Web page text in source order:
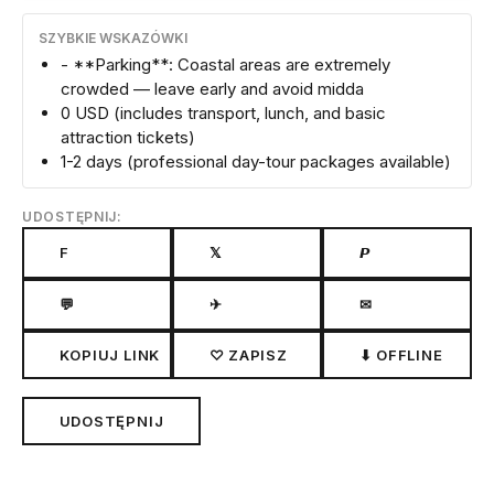
SZYBKIE WSKAZÓWKI
- **Parking**: Coastal areas are extremely
crowded — leave early and avoid midda
0 USD (includes transport, lunch, and basic
attraction tickets)
1-2 days (professional day-tour packages available)
UDOSTĘPNIJ:
F 𝕏 𝙋
💬 ✈ ✉
KOPIUJ LINK ♡ ZAPISZ ⬇ OFFLINE
UDOSTĘPNIJ